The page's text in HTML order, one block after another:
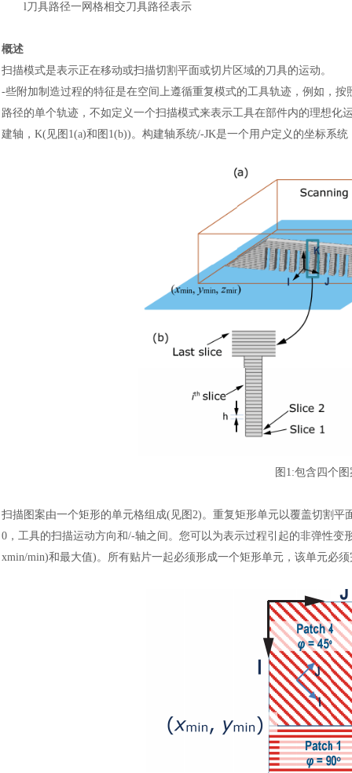
l刀具路径一网格相交刀具路径表示
概述
扫描模式是表示正在移动或扫描切割平面或切片区域的刀具的运动。
-些附加制造过程的特征是在空间上遵循重复模式的工具轨迹，例如，
路径的单个轨迹，不如定义一个扫描模式来表示工具在部件内的理想
建轴，K(见图1(a)和图1(b))。构建轴系统/-JK是一个用户定义的坐标系
图 1:包含四个
扫描图案由一个矩形的单元格组成(见图2)。重复矩形单元以覆盖切割平
0，工具的扫描运动方向和/-轴之间。您可以为表示过程引起的非弹性
xmin/min)和最大值)。所有贴片一起必须形成一个矩形单元，该单元必